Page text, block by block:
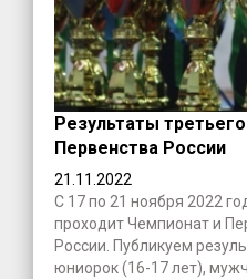
Результаты
Первенства России
21.11.2022
С 17 по 21 ноября 2022
проходит Чемпионат и
России. Публикуем
юниорок (16-17 лет),